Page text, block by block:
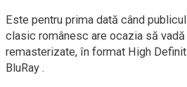
Este pentru prima dată când
clasic românesc are ocazia să
remasterizate, în format High
BluRay .